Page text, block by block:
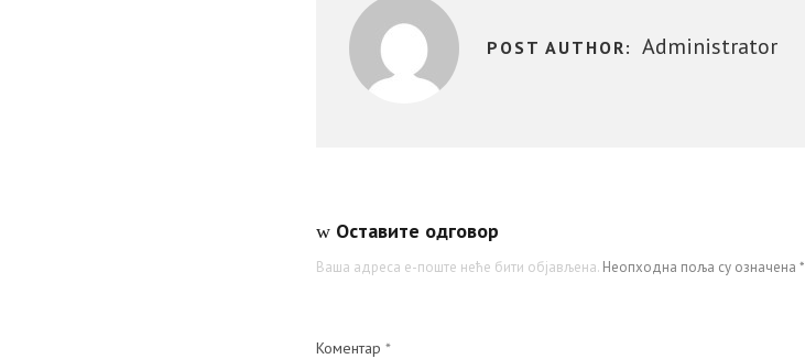
POST AUTHOR: Administrator
Оставите одговор
Ваша адреса е-поште неће бити објављена. Неопходна поља су означена *
Коментар *